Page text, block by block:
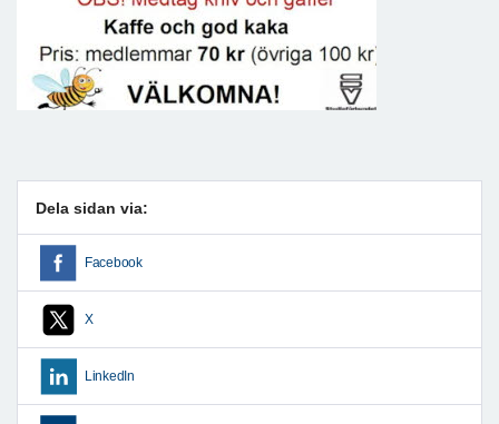
Dela sidan via:
Facebook
X
LinkedIn